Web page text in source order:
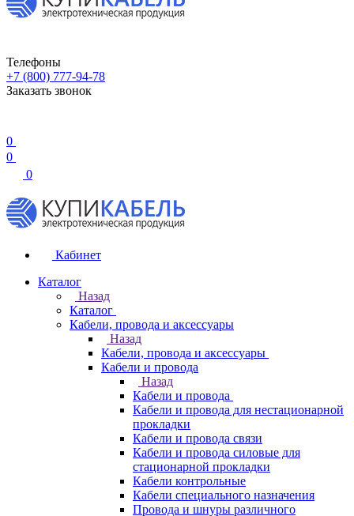
Телефоны
+7 (800) 777-94-78
Заказать звонок
0
0
0
Кабинет
Каталог
Назад
Каталог
Кабели, провода и аксессуары
Назад
Кабели, провода и аксессуары
Кабели и провода
Назад
Кабели и провода
Кабели и провода для нестационарной
прокладки
Кабели и провода связи
Кабели и провода силовые для
стационарной прокладки
Кабели контрольные
Кабели специального назначения
Провода и шнуры различного